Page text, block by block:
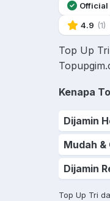
Official
4.9 (1)
Top Up
Kenapa
Dijamin
Mudah
Dijamin
Top Up Tri